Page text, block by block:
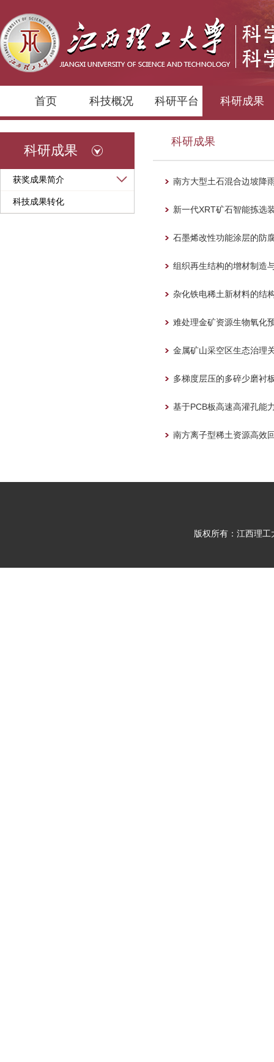
首页 科技概况 科研平台 科研成果
科研成果
获奖成果简介
科技成果转化
科研成果
南方大型土石混合边坡降
新一代XRT矿石智能拣选
石墨烯改性功能涂层的防
组织再生结构的增材制造
杂化铁电稀土新材料的结
难处理金矿资源生物氧化
金属矿山采空区生态治理
多梯度层压的多碎少磨衬
基于PCB板高速高灌孔能
南方离子型稀土资源高效
版权所有：江西理